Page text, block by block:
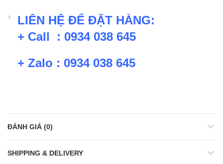
LIÊN HỆ ĐỂ ĐẶT HÀNG:
+ Call : 0934 038 645
+ Zalo : 0934 038 645
ĐÁNH GIÁ (0)
SHIPPING & DELIVERY